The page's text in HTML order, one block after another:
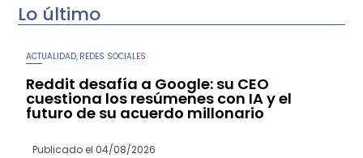
Lo último
ACTUALIDAD REDES SOCIALES
Reddit desafía a Google: su CEO
cuestiona los resúmenes con IA y el
futuro de su acuerdo millonario
Publicado el 04/08/2026